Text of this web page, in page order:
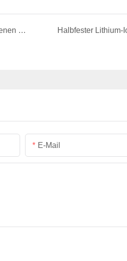
Einführung des flexiblen, kabelgebundenen Reinigungssystems P3 (T50) – jetzt kompatibel mit DJI Matrice 400
E-Mail